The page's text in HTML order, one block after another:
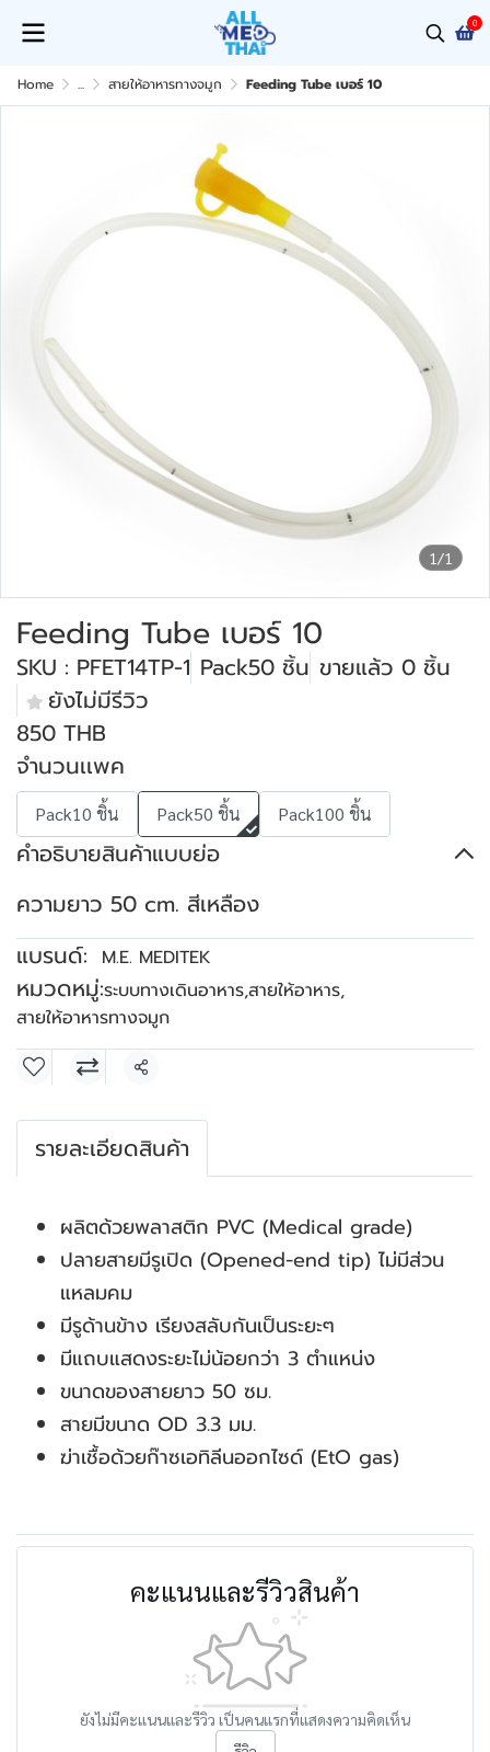
0
Home ... สายให้อาหารทางจมูก Feeding Tube เบอร์ 10
1/1
Feeding Tube เบอร์ 10
SKU : PFET14TP-1 Pack50 ชิ้น ขายแล้ว 0 ชิ้น
ยังไม่มีรีวิว
850 THB
จำนวนเเพค
Pack10 ชิ้น Pack50 ชิ้น Pack100 ชิ้น
คำอธิบายสินค้าแบบย่อ
ความยาว 50 cm. สีเหลือง
แบรนด์:
M.E. MEDITEK
หมวดหมู่:ระบบทางเดินอาหาร,สายให้อาหาร,
สายให้อาหารทางจมูก
แชร์
รายละเอียดสินค้า
ผลิตด้วยพลาสติก PVC (Medical grade)
ปลายสายมีรูเปิด (Opened-end tip) ไม่มีส่วน
แหลมคม
มีรูด้านข้าง เรียงสลับกันเป็นระยะๆ
มีแถบแสดงระยะไม่น้อยกว่า 3 ตำแหน่ง
ขนาดของสายยาว 50 ซม.
สายมีขนาด OD 3.3 มม.
ฆ่าเชื้อด้วยก๊าซเอทิลีนออกไซด์ (EtO gas)
คะแนนและรีวิวสินค้า
ยังไม่มีคะแนนและรีวิว เป็นคนแรกที่แสดงความคิดเห็น